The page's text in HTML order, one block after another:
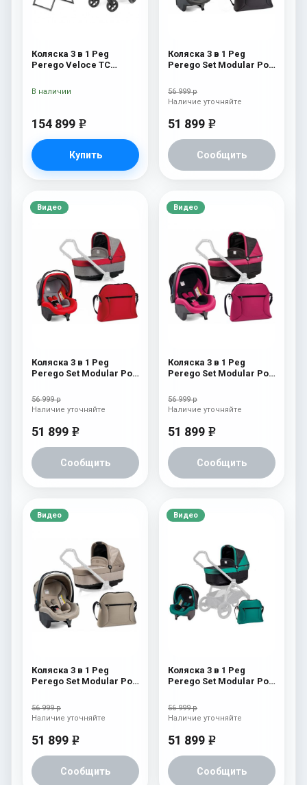
Коляска 3 в 1 Peg
Perego Veloce TC
New
154 899 e
Купить
В наличии
Коляска 3 в 1 Peg
Perego Set Modular Pop
Atmosphere
56 999 р
51 899 e
Сообщить
Наличие уточняйте
Видео
Коляска 3 в 1 Peg
Perego Set Modular Pop
56 999 р
51 899 e
Сообщить
Наличие уточняйте
Видео
Коляска 3 в 1 Peg
Perego Set Modular Pop
56 999 р
51 899 e
Сообщить
Наличие уточняйте
Видео
Коляска 3 в 1 Peg
Perego Set Modular Pop
56 999 р
51 899 e
Сообщить
Наличие уточняйте
Видео
Коляска 3 в 1 Peg
Perego Set Modular Pop
Aquamarine
56 999 р
51 899 e
Сообщить
Наличие уточняйте